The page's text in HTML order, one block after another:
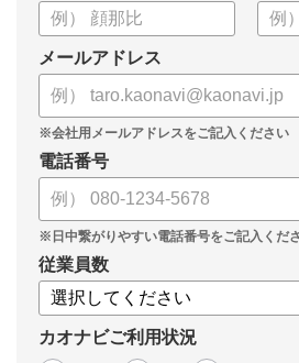
メールアドレス
電話番号
従業員数
カオナビご利用状況